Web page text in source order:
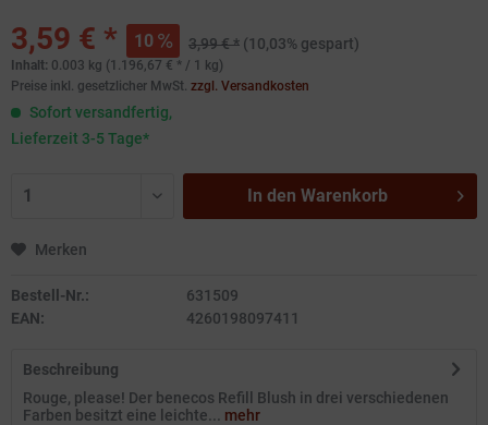
3,59 € * 10 3,99 € * (10,03% gespart)
Inhalt: 0.003 kg (1.196,67 € * / 1 kg)
Preise inkl. gesetzlicher MwSt. zzgl. Versandkosten
Sofort versandfertig,
Lieferzeit 3-5 Tage*
In den Warenkorb
Merken
Bestell-Nr.:
631509
EAN:
4260198097411
Beschreibung
Rouge, please! Der benecos Refill Blush in drei verschiedenen
Farben besitzt eine leichte... mehr